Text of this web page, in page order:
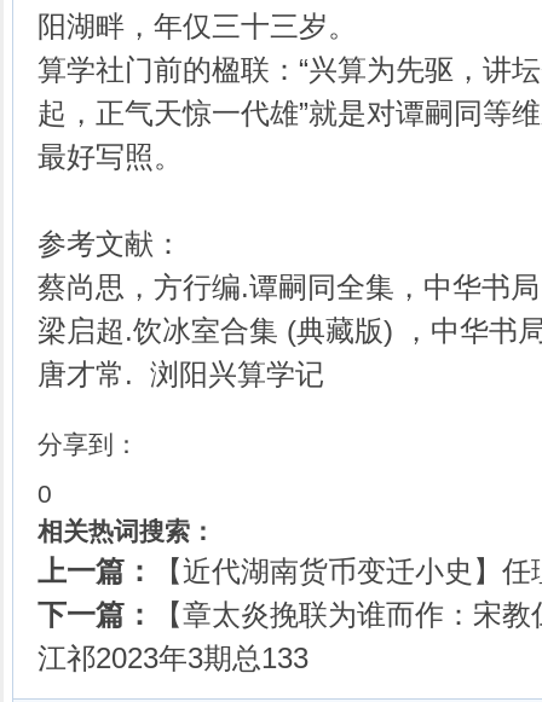
阳湖畔，年仅三十三岁。
算学社门前的楹联：“兴算为先驱，讲
起，正气天惊一代雄”就是对谭嗣同等
最好写照。
参考文献：
蔡尚思，方行编.谭嗣同全集，中华书
梁启超.饮冰室合集 (典藏版) ，中华书
唐才常. 浏阳兴算学记
分享到：
0
相关热词搜索：
上一篇：
【近代湖南货币变迁小史】
下一篇：
【章太炎挽联为谁而作：宋
江祁2023年3期总133